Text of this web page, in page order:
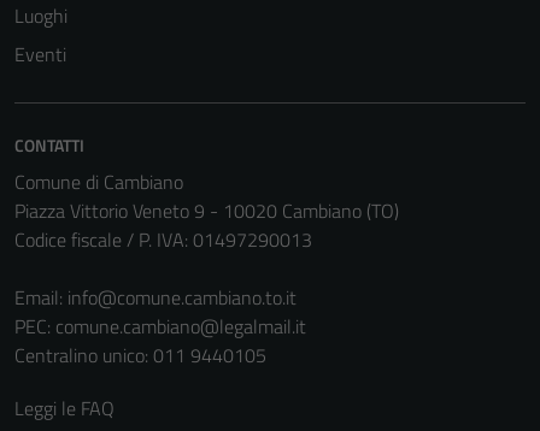
Luoghi
Eventi
CONTATTI
Comune di Cambiano
Piazza Vittorio Veneto 9 - 10020 Cambiano (TO)
Codice fiscale / P. IVA: 01497290013
Email: info@comune.cambiano.to.it
PEC: comune.cambiano@legalmail.it
Centralino unico: 011 9440105
Leggi le FAQ
sono necessari
per il
funzionamento